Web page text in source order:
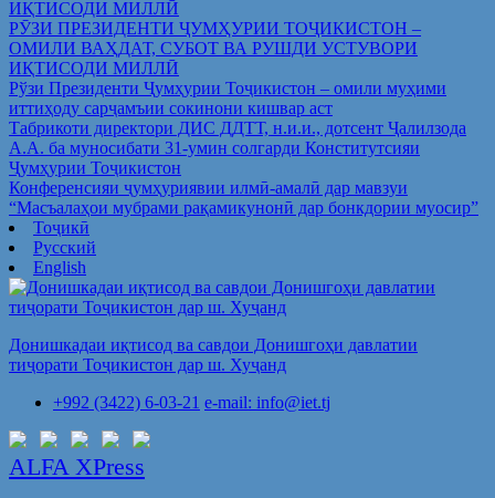
ИҚТИСОДИ МИЛЛӢ
РӮЗИ ПРЕЗИДЕНТИ ҶУМҲУРИИ ТОҶИКИСТОН –
ОМИЛИ ВАҲДАТ, СУБОТ ВА РУШДИ УСТУВОРИ
ИҚТИСОДИ МИЛЛӢ
Рўзи Президенти Ҷумҳурии Тоҷикистон – омили муҳими
иттиҳоду сарҷамъии сокинони кишвар аст
Табрикоти директори ДИС ДДТТ, н.и.и., дотсент Ҷалилзода
А.А. ба муносибати 31-умин солгарди Конститутсияи
Ҷумҳурии Тоҷикистон
Конференсияи ҷумҳуриявии илмӣ-амалӣ дар мавзуи
“Масъалаҳои мубрами рақамикунонӣ дар бонкдории муосир”
Тоҷикӣ
Русский
English
Донишкадаи иқтисод ва савдои Донишгоҳи давлатии
тиҷорати Тоҷикистон дар ш. Хуҷанд
+992 (3422) 6-03-21 e-mail: info@iet.tj
ALFA XPress